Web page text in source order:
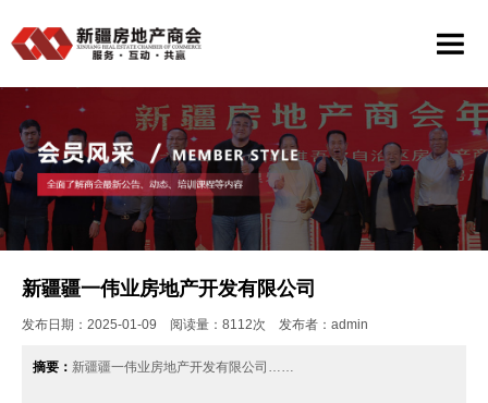
新疆疆一伟业房地产开发有限公司
发布日期：2025-01-09 阅读量：8112次 发布者：admin
摘要： 新疆疆一伟业房地产开发有限公司……